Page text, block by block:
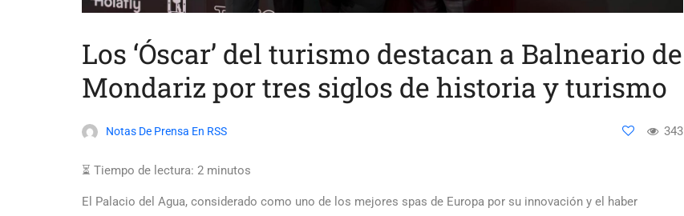
Los ‘Óscar’ del turismo destacan a Balneario de
Mondariz por tres siglos de historia y turismo
Notas De Prensa En RSS 343
⏳ Tiempo de lectura: 2 minutos
El Palacio del Agua, considerado como uno de los mejores spas de Europa por su innovación y el haber